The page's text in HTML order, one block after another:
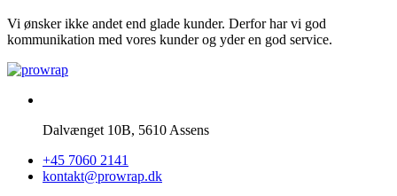
Vi ønsker ikke andet end glade kunder. Derfor har vi god
kommunikation med vores kunder og yder en god service.
Dalvænget 10B, 5610 Assens
+45 7060 2141
kontakt@prowrap.dk